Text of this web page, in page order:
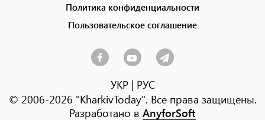
Политика конфиденциальности
Пользовательское соглашение
УКР| РУС
© 2006-2026 "KharkivToday". Все права защищены.
Разработано в AnyforSoft